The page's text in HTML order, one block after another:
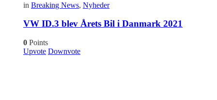
in Breaking News, Nyheder
VW ID.3 blev Årets Bil i Danmark 2021
0 Points
Upvote Downvote